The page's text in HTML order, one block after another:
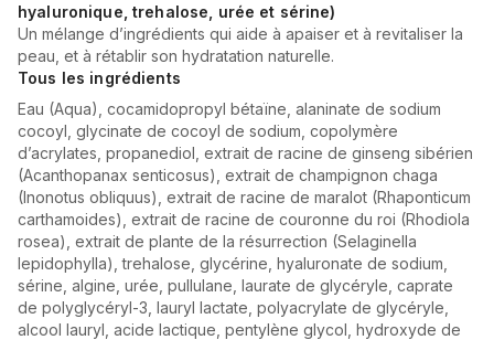
hyaluronique, trehalose, urée et sérine)
Un mélange d’ingrédients qui aide à apaiser et à revitaliser la
peau, et à rétablir son hydratation naturelle.
Tous les ingrédients
Eau (Aqua), cocamidopropyl bétaïne, alaninate de sodium
cocoyl, glycinate de cocoyl de sodium, copolymère
d’acrylates, propanediol, extrait de racine de ginseng sibérien
(Acanthopanax senticosus), extrait de champignon chaga
(Inonotus obliquus), extrait de racine de maralot (Rhaponticum
carthamoides), extrait de racine de couronne du roi (Rhodiola
rosea), extrait de plante de la résurrection (Selaginella
lepidophylla), trehalose, glycérine, hyaluronate de sodium,
sérine, algine, urée, pullulane, laurate de glycéryle, caprate
de polyglycéryl-3, lauryl lactate, polyacrylate de glycéryle,
alcool lauryl, acide lactique, pentylène glycol, hydroxyde de